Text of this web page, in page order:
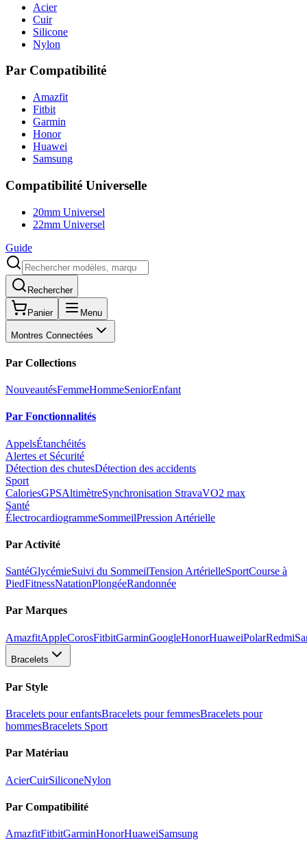
Acier
Cuir
Silicone
Nylon
Par Compatibilité
Amazfit
Fitbit
Garmin
Honor
Huawei
Samsung
Compatibilité Universelle
20mm Universel
22mm Universel
Guide
Rechercher
Panier Menu
Montres Connectées
Par Collections
NouveautésFemmeHommeSeniorEnfant
Par Fonctionnalités
AppelsÉtanchéités
Alertes et Sécurité
Détection des chutesDétection des accidents
Sport
CaloriesGPSAltimètreSynchronisation StravaVO2 max
Santé
ÉlectrocardiogrammeSommeilPression Artérielle
Par Activité
SantéGlycémieSuivi du SommeilTension ArtérielleSportCourse à
PiedFitnessNatationPlongéeRandonnée
Par Marques
AmazfitAppleCorosFitbitGarminGoogleHonorHuaweiPolarRedmi
Bracelets
Par Style
Bracelets pour enfantsBracelets pour femmesBracelets pour
hommesBracelets Sport
Par Matériau
AcierCuirSiliconeNylon
Par Compatibilité
AmazfitFitbitGarminHonorHuaweiSamsung